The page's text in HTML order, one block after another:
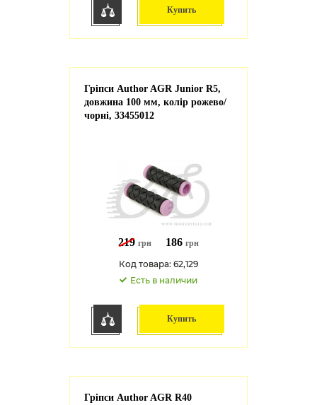
Купить
Гріпси Author AGR Junior R5,
довжина 100 мм, колір рожево/
чорні, 33455012
219 грн 186 грн
Код товара: 62,129
Есть в наличии
Купить
Гріпси Author AGR R40